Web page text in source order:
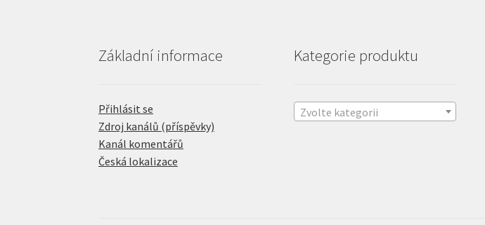
Základní informace
Přihlásit se
Zdroj kanálů (příspěvky)
Kanál komentářů
Česká lokalizace
Kategorie produktu
Zvolte kategorii